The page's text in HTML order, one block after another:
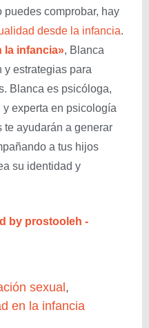
puedes comprobar, hay
desde la infancia.
la infancia», Blanca
y estrategias para
Blanca es psicóloga,
experta en psicología
ayudarán a generar
a tus hijos
su identidad y
by prostooleh -
sexual,
en la infancia